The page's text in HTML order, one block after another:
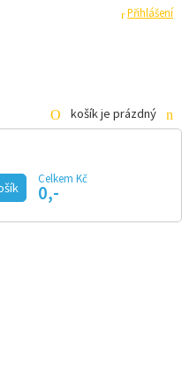
Přihlášení
košík je prázdný
Celkem Kč
0,-